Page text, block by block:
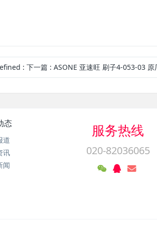
: 下一篇 : ASONE 亚速旺 刷子4-053-03 原厂授权
态
道
讯
闻
服务热线
020-82036065